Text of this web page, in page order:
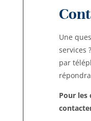
Une
services
par
Pour les